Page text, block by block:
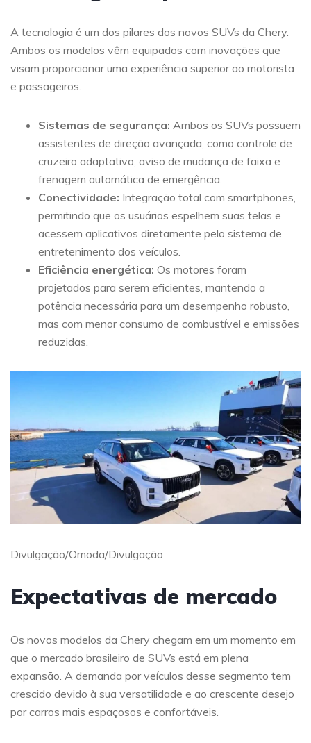
A tecnologia é um dos pilares dos novos SUVs da Chery.
Ambos os modelos vêm equipados com inovações que
visam proporcionar uma experiência superior ao motorista
e passageiros.
Sistemas de segurança: Ambos os SUVs possuem
assistentes de direção avançada, como controle de
cruzeiro adaptativo, aviso de mudança de faixa e
frenagem automática de emergência.
Conectividade: Integração total com smartphones,
permitindo que os usuários espelhem suas telas e
acessem aplicativos diretamente pelo sistema de
entretenimento dos veículos.
Eficiência energética: Os motores foram
projetados para serem eficientes, mantendo a
potência necessária para um desempenho robusto,
mas com menor consumo de combustível e emissões
reduzidas.
Divulgação/Omoda/Divulgação
Expectativas de mercado
Os novos modelos da Chery chegam em um momento em
que o mercado brasileiro de SUVs está em plena
expansão. A demanda por veículos desse segmento tem
crescido devido à sua versatilidade e ao crescente desejo
por carros mais espaçosos e confortáveis.